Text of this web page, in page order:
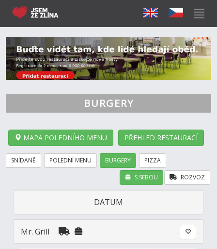
BURGERY
MAPA POLEDNÍHO MENU PŘEHLED RESTAURACÍ
SNÍDANĚ POLEDNÍ MENU BURGERY PIZZA
ROZVOZ
S SEBOU
DATUM
Mr. Grill